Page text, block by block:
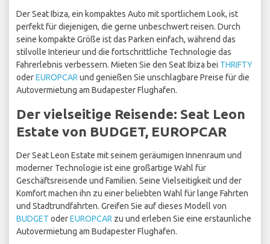
Der Seat Ibiza, ein kompaktes Auto mit sportlichem Look, ist
perfekt für diejenigen, die gerne unbeschwert reisen. Durch
seine kompakte Größe ist das Parken einfach, während das
stilvolle Interieur und die fortschrittliche Technologie das
Fahrerlebnis verbessern. Mieten Sie den Seat Ibiza bei THRIFTY
oderEUROPCAR und genießen Sie unschlagbare Preise für die
Autovermietung am Budapester Flughafen.
Der vielseitige Reisende: Seat Leon
Estate von BUDGET, EUROPCAR
Der Seat Leon Estate mit seinem geräumigen Innenraum und
moderner Technologie ist eine großartige Wahl für
Geschäftsreisende und Familien. Seine Vielseitigkeit und der
Komfort machen ihn zu einer beliebten Wahl für lange Fahrten
und Stadtrundfahrten. Greifen Sie auf dieses Modell von
BUDGET oderEUROPCAR zu und erleben Sie eine erstaunliche
Autovermietung am Budapester Flughafen.